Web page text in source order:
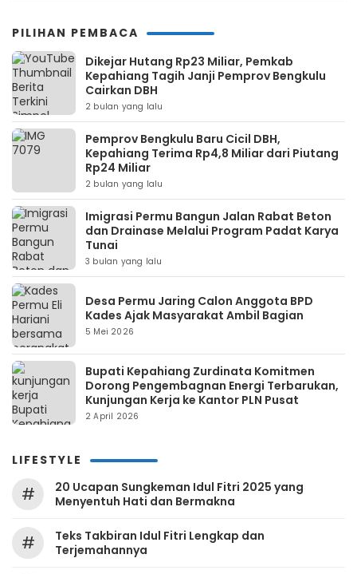
PILIHAN PEMBACA
Dikejar Hutang Rp23 Miliar, Pemkab
Kepahiang Tagih Janji Pemprov Bengkulu
Cairkan DBH
2 bulan yang lalu
Pemprov Bengkulu Baru Cicil DBH,
Kepahiang Terima Rp4,8 Miliar dari Piutang
Rp24 Miliar
2 bulan yang lalu
Imigrasi Permu Bangun Jalan Rabat Beton
dan Drainase Melalui Program Padat Karya
Tunai
3 bulan yang lalu
Desa Permu Jaring Calon Anggota BPD
Kades Ajak Masyarakat Ambil Bagian
5 Mei 2026
Bupati Kepahiang Zurdinata Komitmen
Dorong Pengembagnan Energi Terbarukan,
Kunjungan Kerja ke Kantor PLN Pusat
2 April 2026
LIFESTYLE
#
20 Ucapan Sungkeman Idul Fitri 2025 yang
Menyentuh Hati dan Bermakna
#
Teks Takbiran Idul Fitri Lengkap dan
Terjemahannya